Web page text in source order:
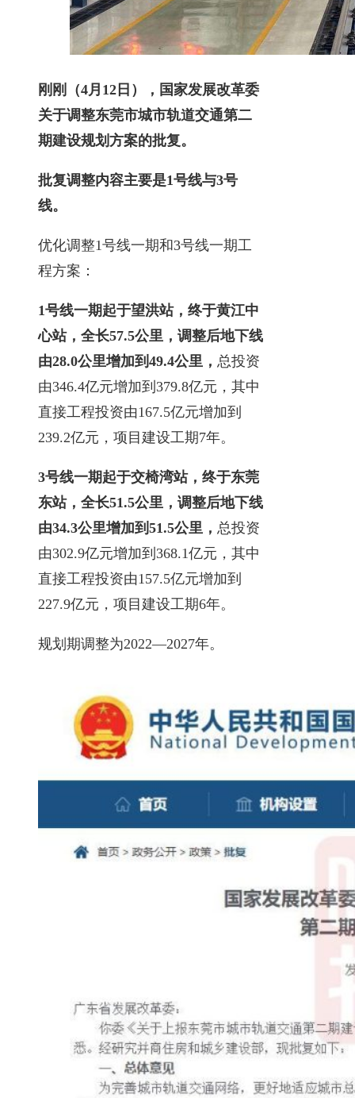
刚刚（4月12日），国家发展改革委
关于调整东莞市城市轨道交通第二
期建设规划方案的批复。
批复调整内容主要是1号线与3号
线。
优化调整1号线一期和3号线一期工
程方案：
1号线一期起于望洪站，终于黄江中
心站，全长57.5公里，调整后地下线
由28.0公里增加到49.4公里， 总投资
由346.4亿元增加到379.8亿元，其中
直接工程投资由167.5亿元增加到
239.2亿元，项目建设工期7年。
3号线一期起于交椅湾站，终于东莞
东站，全长51.5公里，调整后地下线
由34.3公里增加到51.5公里， 总投资
由302.9亿元增加到368.1亿元，其中
直接工程投资由157.5亿元增加到
227.9亿元，项目建设工期6年。
规划期调整为2022—2027年。